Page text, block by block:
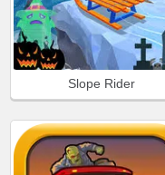
Slope Rider